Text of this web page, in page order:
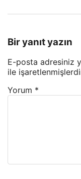
Bir yanıt yazın
E-posta adresiniz
ile
Yorum *